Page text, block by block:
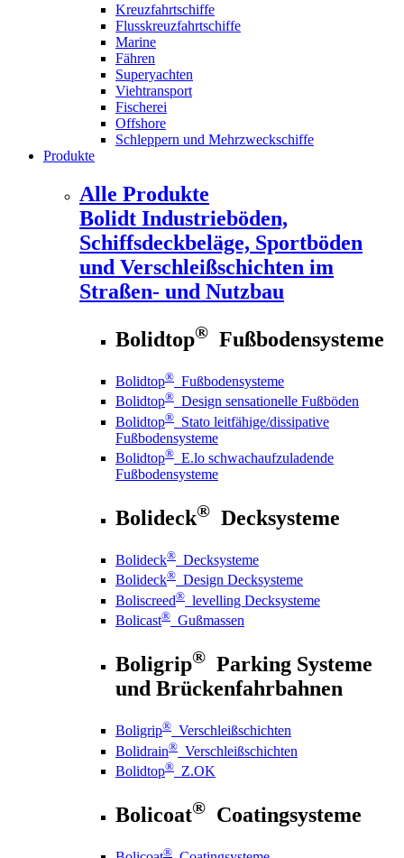
Kreuzfahrtschiffe
Flusskreuzfahrtschiffe
Marine
Fähren
Superyachten
Viehtransport
Fischerei
Offshore
Schleppern und Mehrzweckschiffe
Produkte
Alle Produkte
Bolidt Industrieböden,
Schiffsdeckbeläge, Sportböden
und Verschleißschichten im
Straßen- und Nutzbau
Bolidtop® Fußbodensysteme
Bolidtop® Fußbodensysteme
Bolidtop® Design sensationelle Fußböden
Bolidtop® Stato leitfähige/dissipative
Fußbodensysteme
Bolidtop® E.lo schwachaufzuladende
Fußbodensysteme
Bolideck® Decksysteme
Bolideck® Decksysteme
Bolideck® Design Decksysteme
Boliscreed® levelling Decksysteme
Bolicast® Gußmassen
Boligrip® Parking Systeme
und Brückenfahrbahnen
Boligrip® Verschleißschichten
Bolidrain® Verschleißschichten
Bolidtop® Z.OK
Bolicoat® Coatingsysteme
®